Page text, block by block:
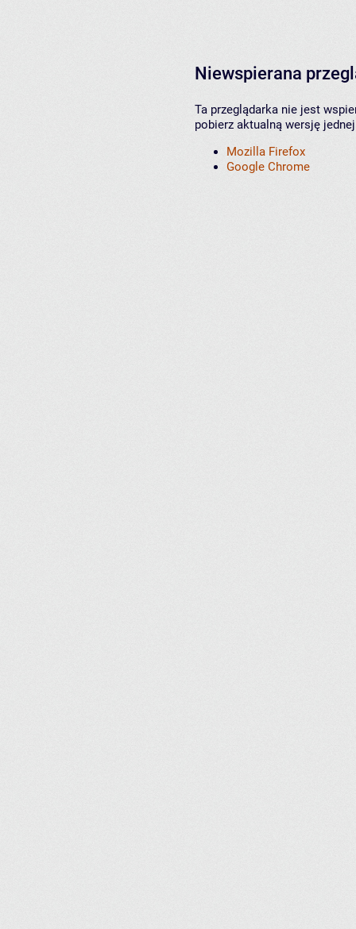
Niewspierana
Ta przeglądarka nie jest
pobierz aktualną wersję
Mozilla Firefox
Google Chrome